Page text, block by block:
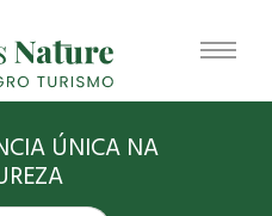
ÚNICA NA